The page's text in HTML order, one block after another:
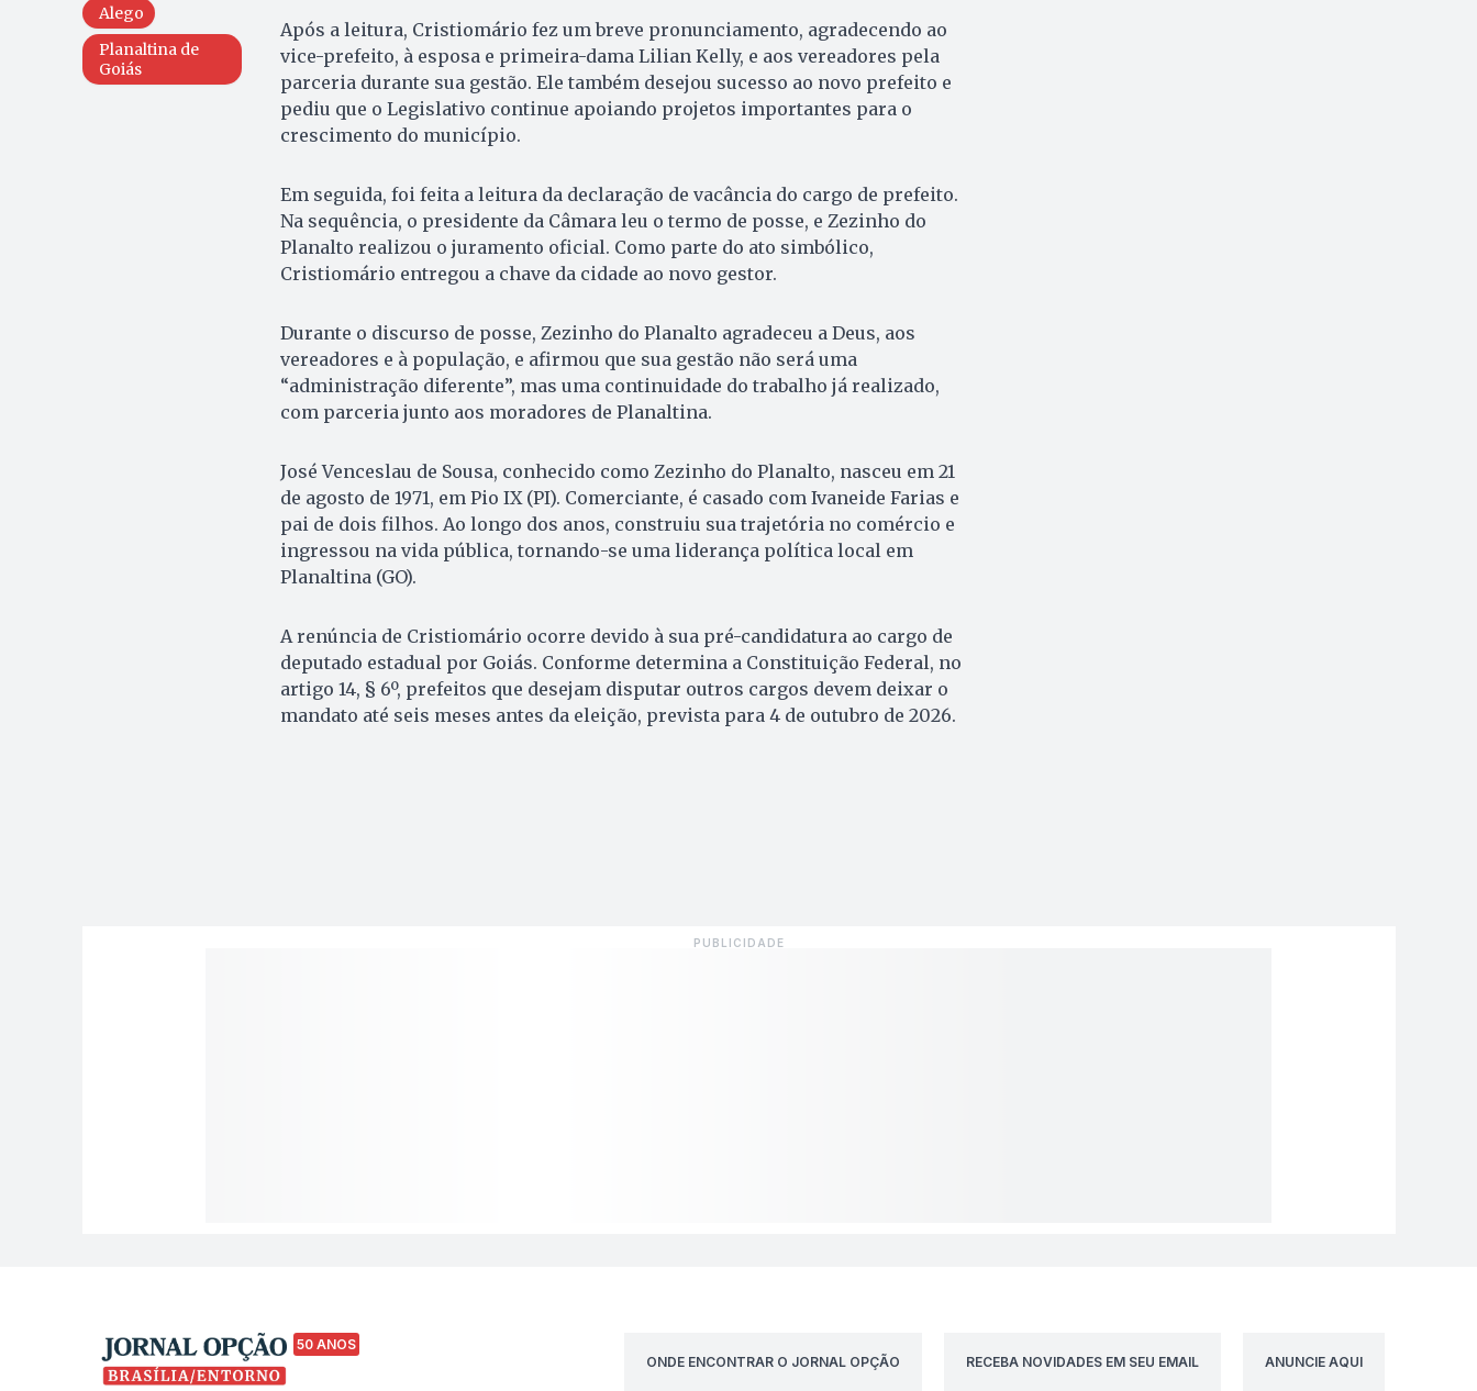
Alego
Planaltina de
Goiás
Após a leitura, Cristiomário fez um breve pronunciamento, agradecendo ao
vice-prefeito, à esposa e primeira-dama Lilian Kelly, e aos vereadores pela
parceria durante sua gestão. Ele também desejou sucesso ao novo prefeito e
pediu que o Legislativo continue apoiando projetos importantes para o
crescimento do município.
Em seguida, foi feita a leitura da declaração de vacância do cargo de prefeito.
Na sequência, o presidente da Câmara leu o termo de posse, e Zezinho do
Planalto realizou o juramento oficial. Como parte do ato simbólico,
Cristiomário entregou a chave da cidade ao novo gestor.
Durante o discurso de posse, Zezinho do Planalto agradeceu a Deus, aos
vereadores e à população, e afirmou que sua gestão não será uma
“administração diferente”, mas uma continuidade do trabalho já realizado,
com parceria junto aos moradores de Planaltina.
José Venceslau de Sousa, conhecido como Zezinho do Planalto, nasceu em 21
de agosto de 1971, em Pio IX (PI). Comerciante, é casado com Ivaneide Farias e
pai de dois filhos. Ao longo dos anos, construiu sua trajetória no comércio e
ingressou na vida pública, tornando-se uma liderança política local em
Planaltina (GO).
A renúncia de Cristiomário ocorre devido à sua pré-candidatura ao cargo de
deputado estadual por Goiás. Conforme determina a Constituição Federal, no
artigo 14, § 6º, prefeitos que desejam disputar outros cargos devem deixar o
mandato até seis meses antes da eleição, prevista para 4 de outubro de 2026.
50 ANOS
ONDE ENCONTRAR O JORNAL OPÇÃO
RECEBA NOVIDADES EM SEU EMAIL ANUNCIE AQUI